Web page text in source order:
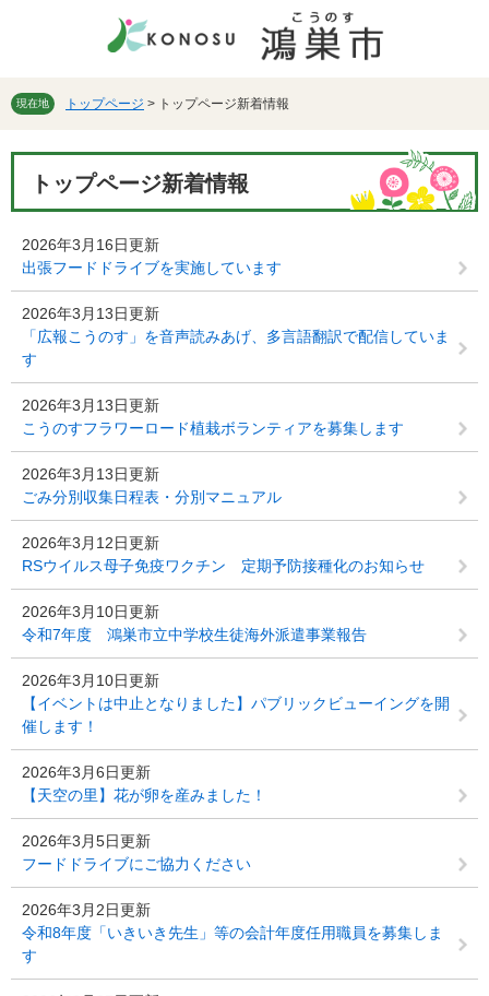
先
で
を
ば
本
現在地 トップページ > トップページ新着情報
トップページ新着情報
2026年3月16日更新
出張フードドライブを実施しています
2026年3月13日更新
「広報こうのす」を音声読みあげ、多言語翻訳で配信していま
す
2026年3月13日更新
こうのすフラワーロード植栽ボランティアを募集します
2026年3月13日更新
ごみ分別収集日程表・分別マニュアル
2026年3月12日更新
RSウイルス母子免疫ワクチン 定期予防接種化のお知らせ
2026年3月10日更新
令和7年度 鴻巣市立中学校生徒海外派遣事業報告
2026年3月10日更新
【イベントは中止となりました】パブリックビューイングを開
催します！
2026年3月6日更新
【天空の里】花が卵を産みました！
2026年3月5日更新
フードドライブにご協力ください
2026年3月2日更新
令和8年度「いきいき先生」等の会計年度任用職員を募集しま
す